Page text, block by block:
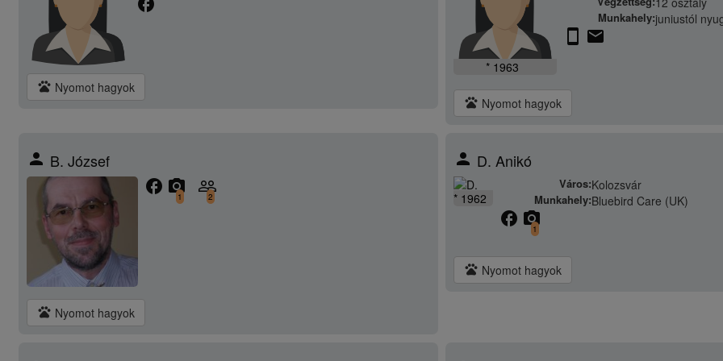
facebook
pets Nyomot hagyok
* 1963
Munkahely:juniustól
stay_current_portrait email
pets Nyomot hagyok
person B. József
facebook camera_alt
1
people_outline
2
pets Nyomot hagyok
person D. Anikó
* 1962
Város:Kolozsvár
Munkahely:Bluebird Care (UK)
facebook camera_alt
1
pets Nyomot hagyok